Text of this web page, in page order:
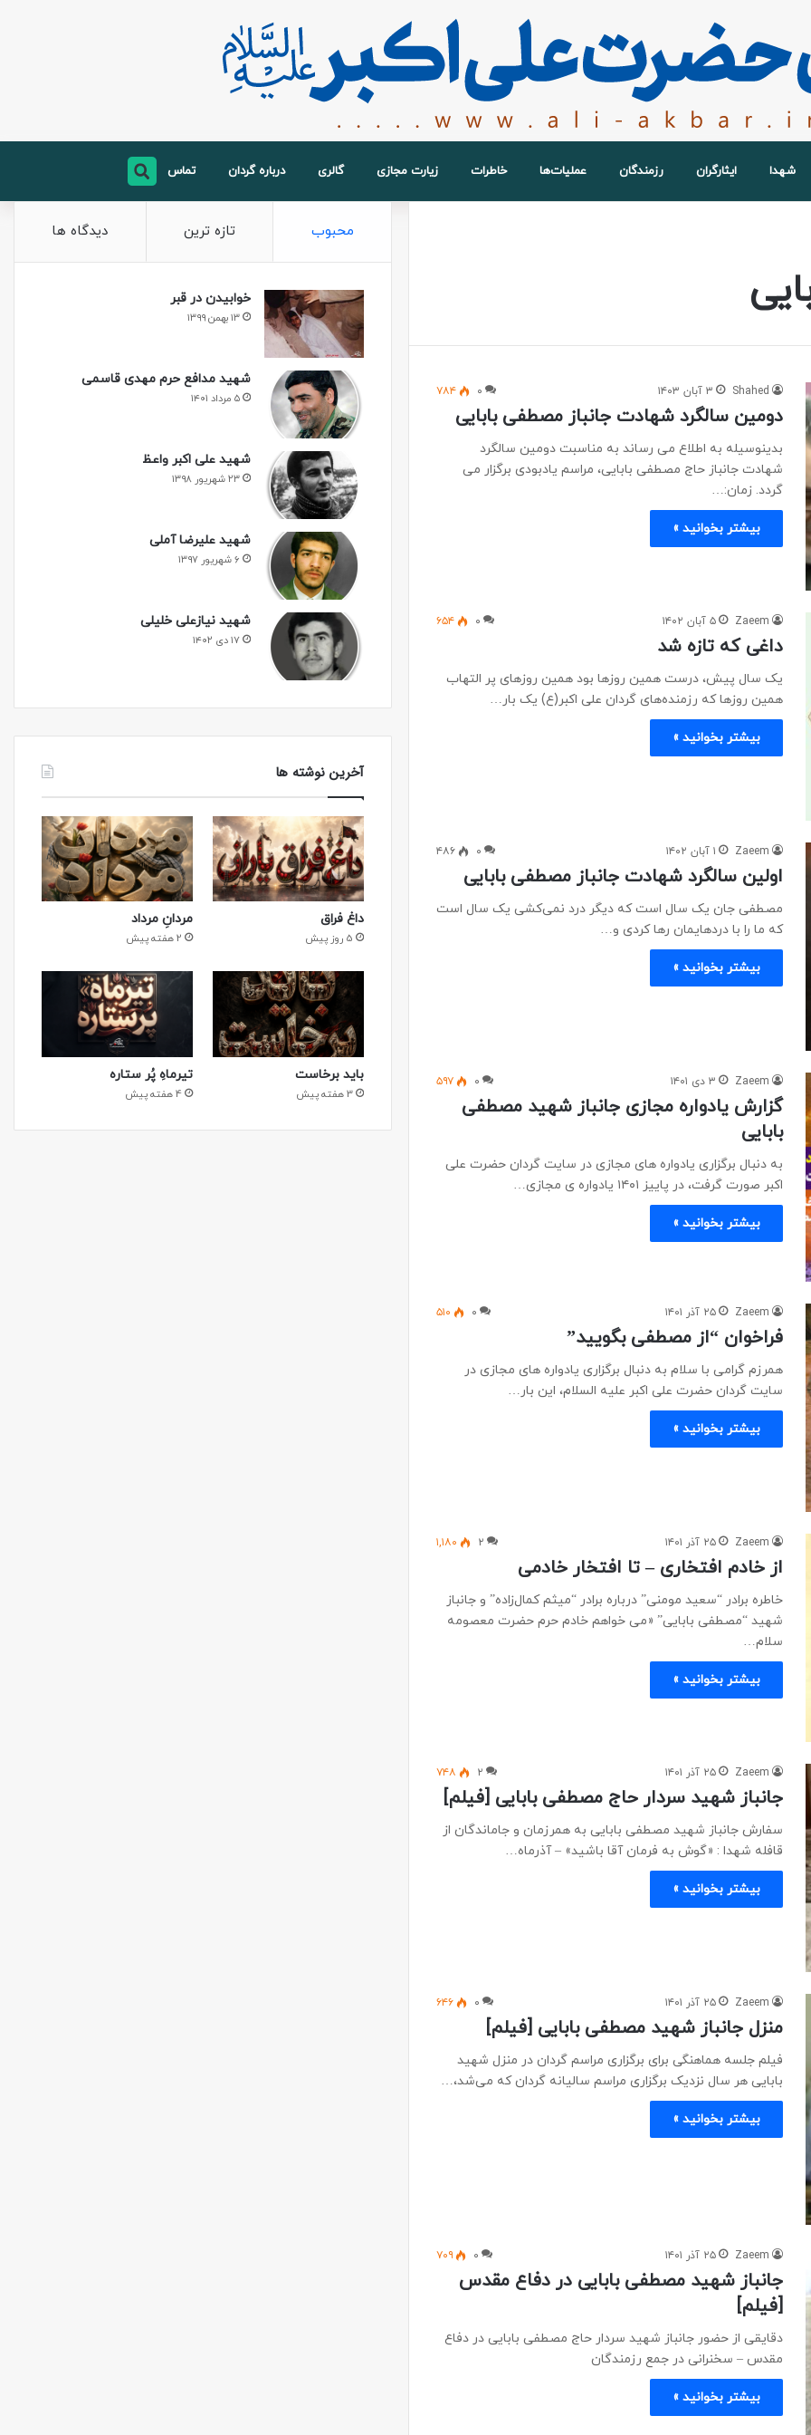
شهدا ایثارگران رزمندگان عملیات‌ها خاطرات زیارت مجازی گالری درباره گردان تماس
Shahed ۳ آبان ۱۴۰۳ ۰ ۷۸۴
دومین سالگرد شهادت جانباز مصطفی بابایی
بدینوسیله به اطلاع می رساند به مناسبت دومین سالگرد
شهادت جانباز حاج مصطفی بابایی، مراسم یادبودی برگزار می
گردد. زمان:…
بیشتر بخوانید »
Zaeem ۵ آبان ۱۴۰۲ ۰ ۶۵۴
داغی که تازه شد
یک سال پیش، درست همین روزها بود همین روزهای پر التهاب
همین روزها که رزمنده‌های گردان علی اکبر(ع) یک بار…
بیشتر بخوانید »
Zaeem ۱ آبان ۱۴۰۲ ۰ ۴۸۶
اولین سالگرد شهادت جانباز مصطفی بابایی
مصطفی جان یک سال است که دیگر درد نمی‌کشی یک سال است
که ما را با دردهایمان رها کردی و…
بیشتر بخوانید »
Zaeem ۳ دی ۱۴۰۱ ۰ ۵۹۷
گزارش یادواره مجازی جانباز شهید مصطفی
بابایی
به دنبال برگزاری یادواره های مجازی در سایت گردان حضرت علی
اکبر صورت گرفت، در پاییز ۱۴۰۱ یادواره ی مجازی…
بیشتر بخوانید »
Zaeem ۲۵ آذر ۱۴۰۱ ۰ ۵۱۰
فراخوان “از مصطفی بگویید”
همرزم گرامی با سلام به دنبال برگزاری یادواره های مجازی در
سایت گردان حضرت علی اکبر علیه السلام، این بار…
بیشتر بخوانید »
Zaeem ۲۵ آذر ۱۴۰۱ ۲ ۱,۱۸۰
از خادم افتخاری – تا افتخار خادمی
خاطره برادر “سعید مومنی” درباره برادر “میثم کمال‌زاده” و جانباز
شهید “مصطفی بابایی” «می خواهم خادم حرم حضرت معصومه
سلام…
بیشتر بخوانید »
Zaeem ۲۵ آذر ۱۴۰۱ ۲ ۷۴۸
جانباز شهید سردار حاج مصطفی بابایی [فیلم]
سفارش جانباز شهید مصطفی بابایی به همرزمان و جاماندگان از
قافله شهدا : «گوش به فرمان آقا باشید» – آذرماه…
بیشتر بخوانید »
Zaeem ۲۵ آذر ۱۴۰۱ ۰ ۶۴۶
منزل جانباز شهید مصطفی بابایی [فیلم]
فیلم جلسه هماهنگی برای برگزاری مراسم گردان در منزل شهید
بابایی هر سال نزدیک برگزاری مراسم سالیانه گردان که می‌شد،…
بیشتر بخوانید »
Zaeem ۲۵ آذر ۱۴۰۱ ۰ ۷۰۹
جانباز شهید مصطفی بابایی در دفاع مقدس
[فیلم]
دقایقی از حضور جانباز شهید سردار حاج مصطفی بابایی در دفاع
مقدس – سخنرانی در جمع رزمندگان
بیشتر بخوانید »
محبوب تازه ترین دیدگاه ها
خوابیدن در قبر
۱۳ بهمن ۱۳۹۹
شهید مدافع حرم مهدی قاسمی
۵ مرداد ۱۴۰۱
شهید علی اکبر واعظ
۲۳ شهریور ۱۳۹۸
شهید علیرضا آملی
۶ شهریور ۱۳۹۷
شهید نیازعلی خلیلی
۱۷ دی ۱۴۰۲
آخرین نوشته ها
داغ فراق
5 روز پیش
مردانِ مرداد
2 هفته پیش
باید برخاست
3 هفته پیش
تیرماهِ پُر ستاره
4 هفته پیش